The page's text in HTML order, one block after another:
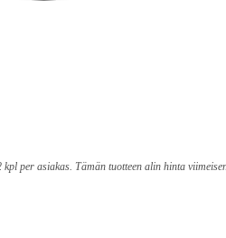
per asiakas. Tämän tuotteen alin hinta